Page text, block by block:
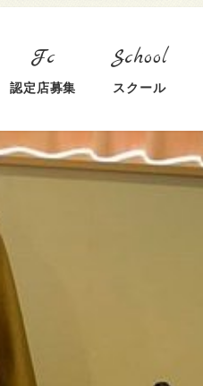
認定店募集 スクール